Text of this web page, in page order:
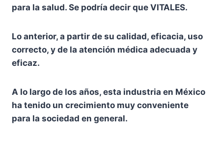
para la salud. Se podría decir que VITALES.
Lo anterior, a partir de su calidad, eficacia, uso
correcto, y de la atención médica adecuada y
eficaz.
A lo largo de los años, esta industria en México
ha tenido un crecimiento muy conveniente
para la sociedad en general.